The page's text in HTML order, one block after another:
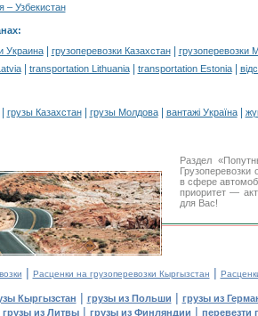
– Узбекистан
:
Украина| грузоперевозки Казахстан|
грузоперевозки
| transportation Lithuania| transportation Estonia|
грузы Казахстан| грузы Молдова| вантажі Україна|
Раздел
в сфере
приоритет —
для Вас!
| Расценки на грузоперевозки Кыргызстан |
Кыргызстан | грузы из Польши | грузы из
грузы из Литвы | грузы из Финляндии | перевезти